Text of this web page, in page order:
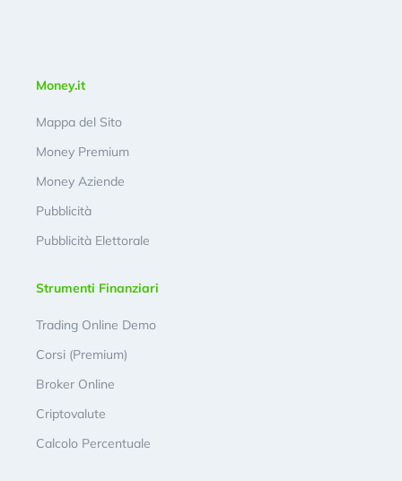
Money.it
Mappa del Sito
Money Premium
Money Aziende
Pubblicità
Pubblicità Elettorale
Strumenti Finanziari
Trading Online Demo
Corsi (Premium)
Broker Online
Criptovalute
Calcolo Percentuale